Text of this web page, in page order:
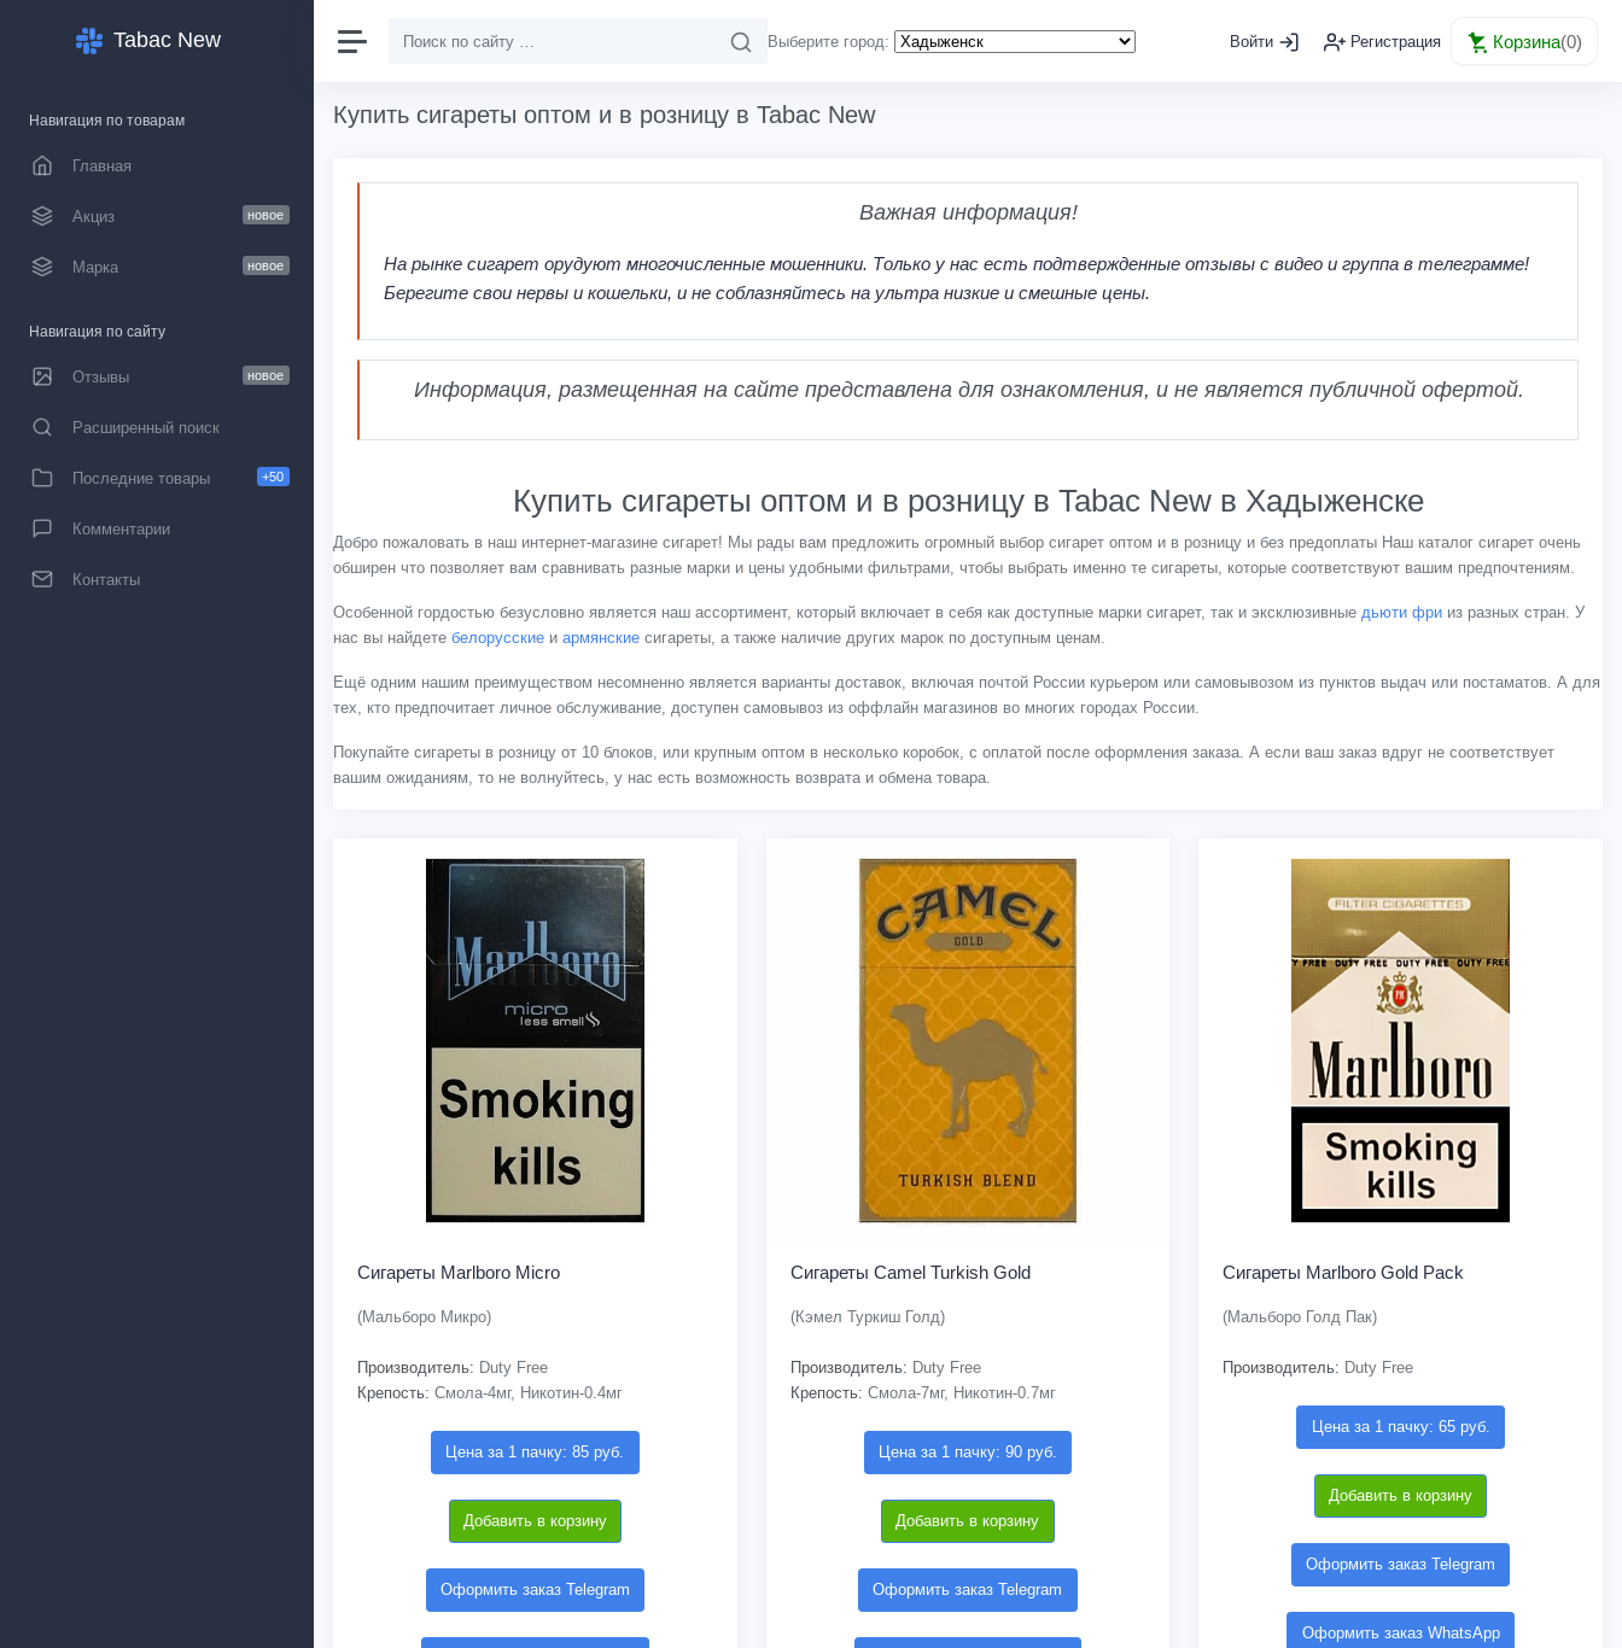
Tabac New
Навигация по товарам
Главная
Акциз новое
Марка новое
Навигация по сайту
Отзывы новое
Расширенный поиск
Последние товары +50
Комментарии
Контакты
Выберите город: Войти Регистрация Корзина(0)
Купить сигареты оптом и в розницу в Tabac New
Важная информация!
На рынке сигарет орудуют многочисленные мошенники. Только у нас есть подтвержденные отзывы с видео и группа в телеграмме!
Берегите свои нервы и кошельки, и не соблазняйтесь на ультра низкие и смешные цены.
Информация, размещенная на сайте представлена для ознакомления, и не является публичной офертой.
Купить сигареты оптом и в розницу в Tabac New в Хадыженске
Добро пожаловать в наш интернет-магазине сигарет! Мы рады вам предложить огромный выбор сигарет оптом и в розницу и без предоплаты Наш каталог сигарет очень
обширен что позволяет вам сравнивать разные марки и цены удобными фильтрами, чтобы выбрать именно те сигареты, которые соответствуют вашим предпочтениям.
Особенной гордостью безусловно является наш ассортимент, который включает в себя как доступные марки сигарет, так и эксклюзивные дьюти фри из разных стран. У
нас вы найдете белорусские и армянские сигареты, а также наличие других марок по доступным ценам.
Ещё одним нашим преимуществом несомненно является варианты доставок, включая почтой России курьером или самовывозом из пунктов выдач или постаматов. А для
тех, кто предпочитает личное обслуживание, доступен самовывоз из оффлайн магазинов во многих городах России.
Покупайте сигареты в розницу от 10 блоков, или крупным оптом в несколько коробок, с оплатой после оформления заказа. А если ваш заказ вдруг не соответствует
вашим ожиданиям, то не волнуйтесь, у нас есть возможность возврата и обмена товара.
Сигареты Marlboro Micro
(Мальборо Микро)
Производитель: Duty Free
Крепость: Смола-4мг, Никотин-0.4мг
Цена за 1 пачку: 85 руб.
Добавить в корзину
Оформить заказ Telegram
Сигареты Camel Turkish Gold
(Кэмел Туркиш Голд)
Производитель: Duty Free
Крепость: Смола-7мг, Никотин-0.7мг
Цена за 1 пачку: 90 руб.
Добавить в корзину
Оформить заказ Telegram
Сигареты Marlboro Gold Pack
(Мальборо Голд Пак)
Производитель: Duty Free
Цена за 1 пачку: 65 руб.
Добавить в корзину
Оформить заказ Telegram
Оформить заказ WhatsApp